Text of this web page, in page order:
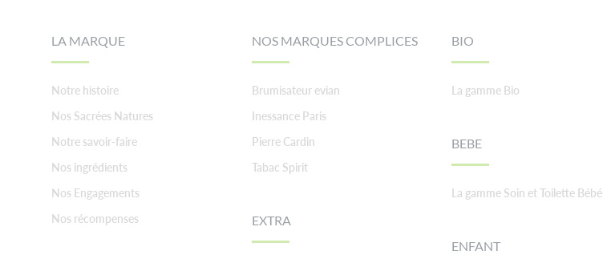
LA MARQUE
Notre histoire
Nos Sacrées Natures
Notre savoir-faire
Nos ingrédients
Nos Engagements
Nos récompenses
NOS MARQUES COMPLICES
Brumisateur evian
Inessance Paris
Pierre Cardin
Tabac Spirit
EXTRA
BIO
La gamme Bio
BEBE
La gamme Soin et Toilette Bébé
ENFANT